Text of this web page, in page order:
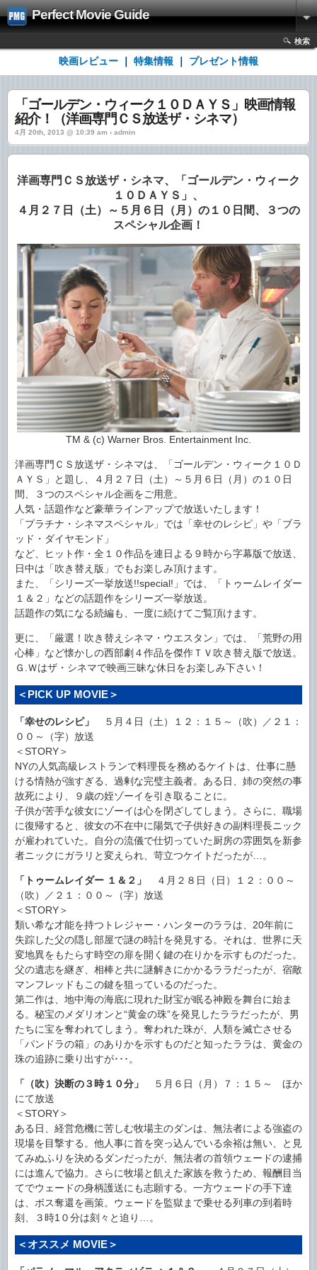
Perfect Movie Guide
検索
映画レビュー 特集情報 プレゼント情報
「ゴールデン・ウィーク１０ＤＡＹＳ」映画情報
紹介！（洋画専門ＣＳ放送ザ・シネマ）
4月 20th, 2013 @ 10:39 am › admin
洋画専門ＣＳ放送ザ・シネマ、「ゴールデン・ウィーク
１０ＤＡＹＳ」、
４月２７日（土）～５月６日（月）の１０日間、３つの
スペシャル企画！
TM & (c) Warner Bros. Entertainment Inc.
洋画専門ＣＳ放送ザ・シネマは、「ゴールデン・ウィーク１０Ｄ
ＡＹＳ」と題し、４月２７日（土）～５月６日（月）の１０日
間、３つのスペシャル企画をご用意。
人気・話題作など豪華ラインアップで放送いたします！
「プラチナ・シネマスペシャル」では「幸せのレシピ」や「ブラ
ッド・ダイヤモンド」
など、ヒット作・全１０作品を連日よる９時から字幕版で放送、
日中は「吹き替え版」でもお楽しみ頂けます。
また、「シリーズ一挙放送!!special!」では、「トゥームレイダー
１＆２」などの話題作をシリーズ一挙放送。
話題作の気になる続編も、一度に続けてご覧頂けます。
更に、「厳選！吹き替えシネマ・ウエスタン」では、「荒野の用
心棒」など懐かしの西部劇４作品を傑作ＴＶ吹き替え版で放送。
Ｇ.Ｗはザ・シネマで映画三昧な休日をお楽しみ下さい！
＜PICK UP MOVIE＞
「幸せのレシピ」
５月４日（土）１２：１５～（吹）／２１：
００～（字）放送
＜STORY＞
NYの人気高級レストランで料理長を務めるケイトは、仕事に懸
ける情熱が強すぎる、過剰な完璧主義者。ある日、姉の突然の事
故死により、９歳の姪ゾーイを引き取ることに。
子供が苦手な彼女にゾーイは心を閉ざしてしまう。さらに、職場
に復帰すると、彼女の不在中に陽気で子供好きの副料理長ニック
が雇われていた。自分の流儀で仕切っていた厨房の雰囲気を新参
者ニックにガラリと変えられ、苛立つケイトだったが…。
「トゥームレイダー １＆２」
４月２８日（日）１２：００～
（吹）／２１：００～（字）放送
＜STORY＞
類い希な才能を持つトレジャー・ハンターのララは、20年前に
失踪した父の隠し部屋で謎の時計を発見する。それは、世界に天
変地異をもたらす時空の扉を開く鍵の在りかを示すものだった。
父の遺志を継ぎ、相棒と共に謎解きにかかるララだったが、宿敵
マンフレッドもこの鍵を狙っているのだった。
第二作は、地中海の海底に現れた財宝が眠る神殿を舞台に始ま
る。秘宝のメダリオンと“黄金の珠”を発見したララだったが、男
たちに宝を奪われてしまう。奪われた珠が、人類を滅亡させる
「パンドラの箱」のありかを示すものだと知ったララは、黄金の
珠の追跡に乗り出すが･･･。
「（吹）決断の３時１０分」
５月６日（月）７：１５～ ほか
にて放送
＜STORY＞
ある日、経営危機に苦しむ牧場主のダンは、無法者による強盗の
現場を目撃する。他人事に首を突っ込んでいる余裕は無い、と見
てみぬふりを決めるダンだったが、無法者の首領ウェードの逮捕
には進んで協力。さらに牧場と飢えた家族を救うため、報酬目当
てでウェードの身柄護送にも志願する。一方ウェードの手下達
は、ボス奪還を画策。ウェードを監獄まで乗せる列車の到着時
刻、３時1０分は刻々と迫り…。
＜オススメ MOVIE＞